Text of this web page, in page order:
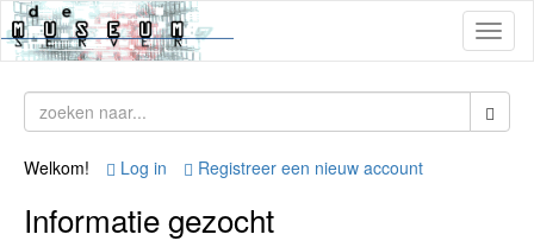
Welkom! Log in Registreer een nieuw account
Informatie gezocht